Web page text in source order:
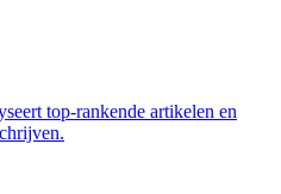
top-rankende artikelen en